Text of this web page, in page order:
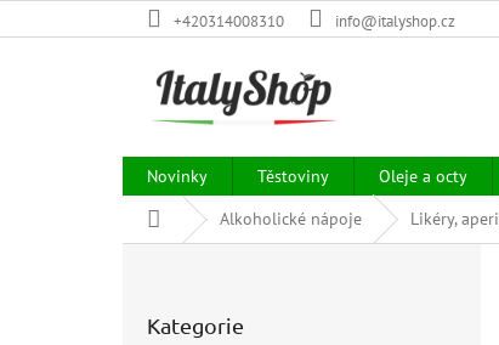
na
+420314008310 info@italyshop.cz
Novinky Těstoviny Oleje a octy
Domů Alkoholické nápoje Likéry,
kategorie
Kategorie